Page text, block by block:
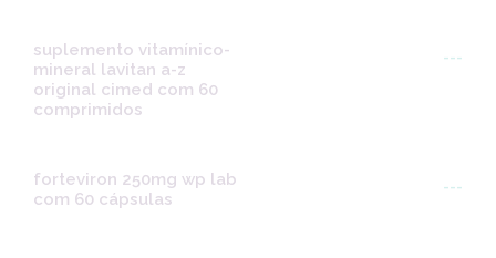
suplemento vitamínico-
mineral lavitan a-z
original cimed com 60
comprimidos
---
forteviron 250mg wp lab
com 60 cápsulas
---